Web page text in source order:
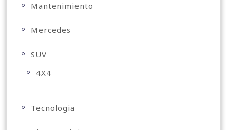
Mantenimiento
Mercedes
SUV
4X4
Tecnologia